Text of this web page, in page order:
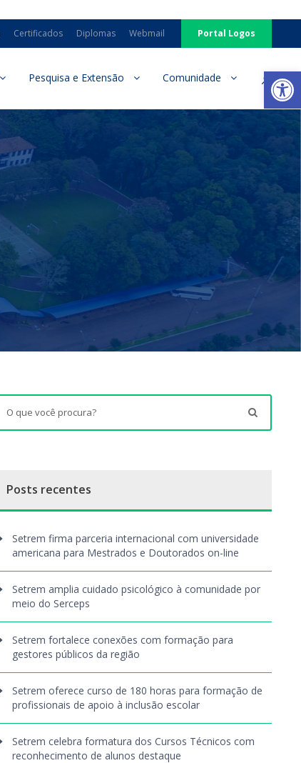
Certificados Diplomas Webmail Portal Logos
Pesquisa e Extensão Comunidade
Posts recentes
Setrem firma parceria internacional com universidade
americana para Mestrados e Doutorados on-line
Setrem amplia cuidado psicológico à comunidade por
meio do Serceps
Setrem fortalece conexões com formação para
gestores públicos da região
Setrem oferece curso de 180 horas para formação de
profissionais de apoio à inclusão escolar
Setrem celebra formatura dos Cursos Técnicos com
reconhecimento de alunos destaque